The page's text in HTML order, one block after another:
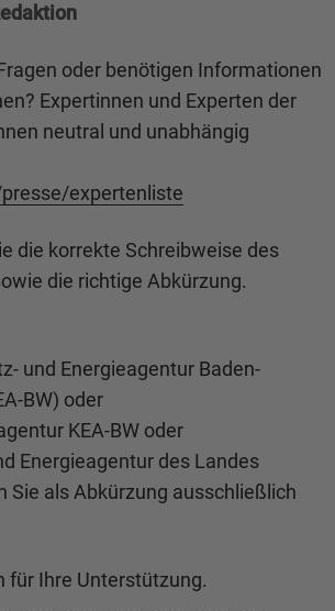
oder benötigen Informationen
Expertinnen und Experten der
neutral und unabhängig
expertenliste
die korrekte Schreibweise des
die richtige Abkürzung.
und Energieagentur Baden-
BW) oder
KEA-BW oder
Energieagentur des Landes
Sie als Abkürzung ausschließlich
für Ihre Unterstützung.